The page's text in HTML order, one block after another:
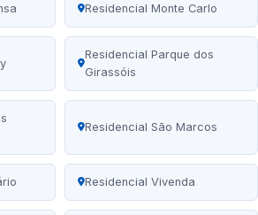
Residencial Monte Carlo
Residencial Parque dos
Girassóis
Residencial São Marcos
Residencial Vivenda